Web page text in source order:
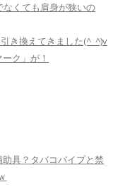
くても肩身が狭いの
き換えてきました(^_^)v
ク」が！
具？タバコパイプと禁